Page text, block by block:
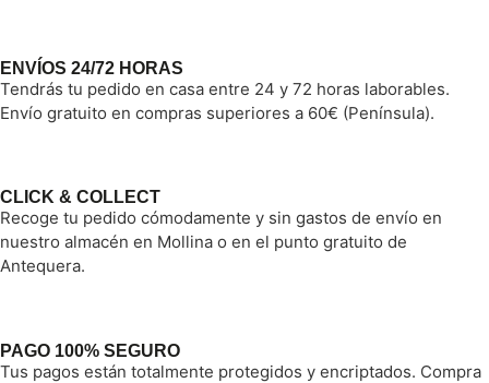
ENVÍOS 24/72 HORAS
Tendrás tu pedido en casa entre 24 y 72 horas laborables.
Envío gratuito en compras superiores a 60€ (Península).
CLICK & COLLECT
Recoge tu pedido cómodamente y sin gastos de envío en
nuestro almacén en Mollina o en el punto gratuito de
Antequera.
PAGO 100% SEGURO
Tus pagos están totalmente protegidos y encriptados. Compra